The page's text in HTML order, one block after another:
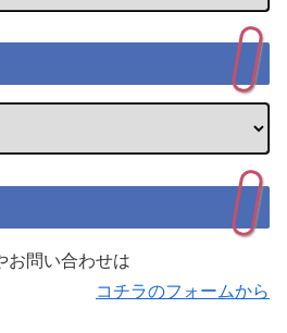
お問い合わせは
コチラのフォームから